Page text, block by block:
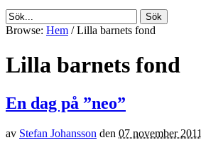
Browse: Hem / Lilla barnets fond
Lilla barnets fond
En dag på ”neo”
av Stefan Johansson den 07 november 2011